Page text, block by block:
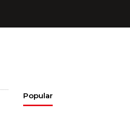
Popular